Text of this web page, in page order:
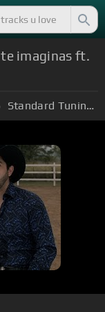
imaginas ft.
Standard Tuning (EADGBE)